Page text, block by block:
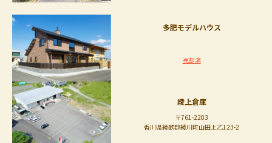
多肥モデルハウス
売却済
綾上倉庫
〒761-2203
香川県綾歌郡綾川町山田上乙123-2